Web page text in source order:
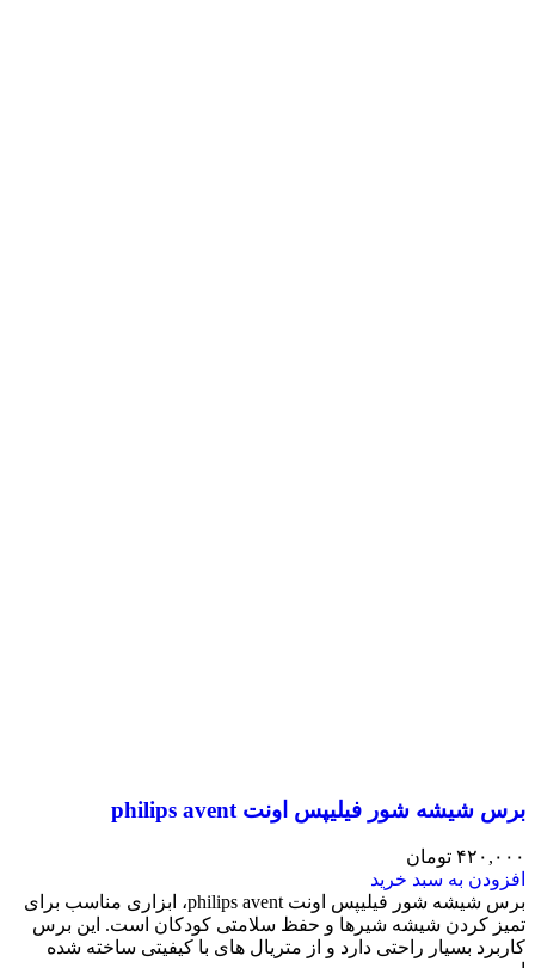
برس شیشه شور فیلیپس اونت philips avent
۴۲۰,۰۰۰ تومان
افزودن به سبد خرید
برس شیشه شور فیلیپس اونت philips avent، ابزاری مناسب برای
تمیز کردن شیشه شیرها و حفظ سلامتی کودکان است. این برس
کاربرد بسیار راحتی دارد و از متریال های با کیفیتی ساخته شده